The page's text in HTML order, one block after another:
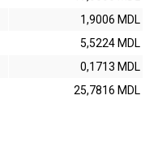
1,9006 MDL
5,5224 MDL
0,1713 MDL
25,7816 MDL